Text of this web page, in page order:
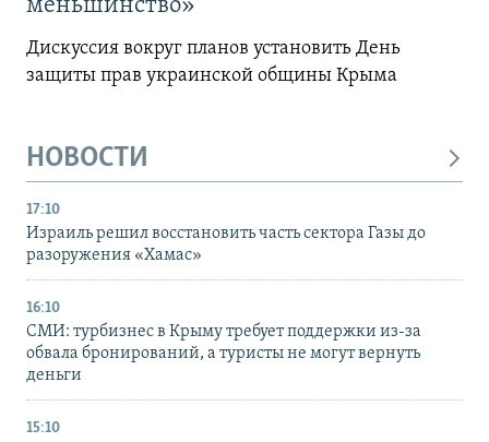
меньшинство»
Дискуссия вокруг планов установить День
защиты прав украинской общины Крыма
НОВОСТИ
17:10
Израиль решил восстановить часть сектора Газы до
разоружения «Хамас»
16:10
СМИ: турбизнес в Крыму требует поддержки из-за
обвала бронирований, а туристы не могут вернуть
деньги
15:10